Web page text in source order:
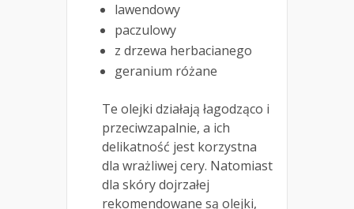
lawendowy
paczulowy
z drzewa herbacianego
geranium różane
Te olejki działają łagodząco i
przeciwzapalnie, a ich
delikatność jest korzystna
dla wrażliwej cery. Natomiast
dla skóry dojrzałej
rekomendowane są olejki,